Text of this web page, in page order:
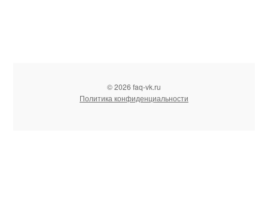
© 2026 faq-vk.ru
Политика конфиденциальности